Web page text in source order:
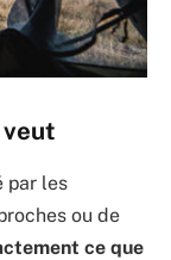
veut
par les
ou de
ce que